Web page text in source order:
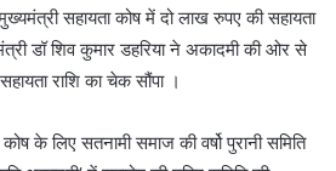
सहायता कोष में दो लाख रुपए की सहायता
डॉ शिव कुमार डहरिया ने अकादमी की ओर से
राशि का चेक सौंपा ।
के लिए सतनामी समाज की वर्षो पुरानी समिति